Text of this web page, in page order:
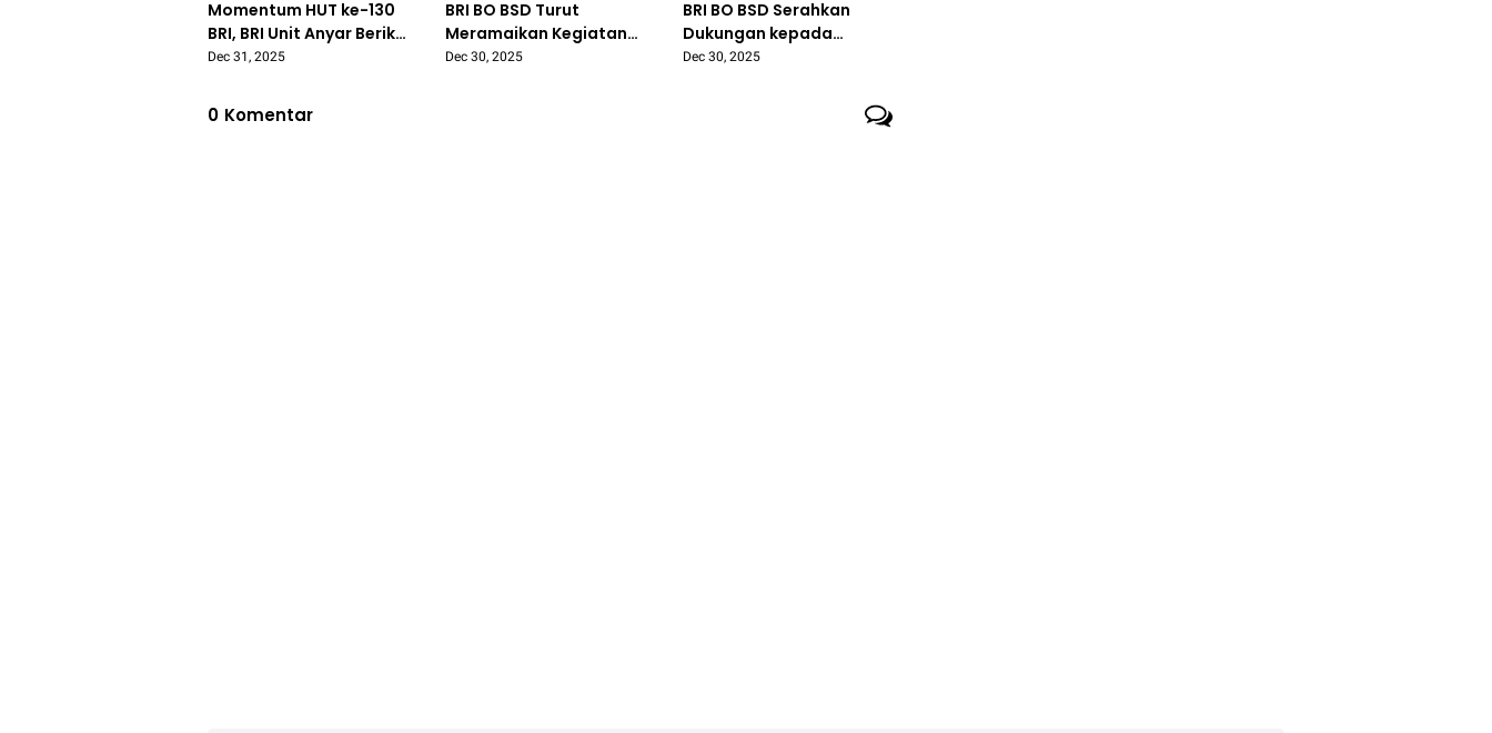
Momentum HUT ke-130
BRI, BRI Unit Anyar Berikan
Penghargaan Masa Kerja
Dec 31, 2025
BRI BO BSD Turut
Meramaikan Kegiatan
BRI Peduli Sumatra
Dec 30, 2025
BRI BO BSD Serahkan
Dukungan kepada
Instansi BRIGKAV 1
Dec 30, 2025
0 Komentar